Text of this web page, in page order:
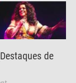
de